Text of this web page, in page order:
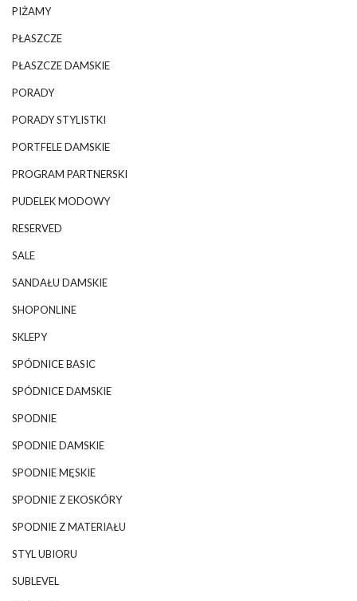
PIŻAMY
PŁASZCZE
PŁASZCZE DAMSKIE
PORADY
PORADY STYLISTKI
PORTFELE DAMSKIE
PROGRAM PARTNERSKI
PUDELEK MODOWY
RESERVED
SALE
SANDAŁU DAMSKIE
SHOPONLINE
SKLEPY
SPÓDNICE BASIC
SPÓDNICE DAMSKIE
SPODNIE
SPODNIE DAMSKIE
SPODNIE MĘSKIE
SPODNIE Z EKOSKÓRY
SPODNIE Z MATERIAŁU
STYL UBIORU
SUBLEVEL